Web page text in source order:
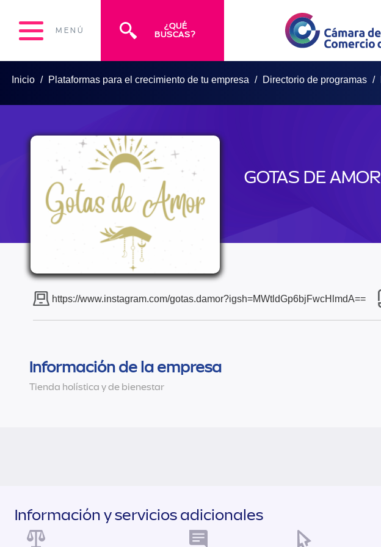
MENÚ
¿QUÉ
BUSCAS?
Inicio Plataformas para el crecimiento de tu empresa Directorio de programas
GOTAS DE AMOR
https://www.instagram.com/gotas.damor?igsh=MWtldGp6bjFwcHlmdA==
Información de la empresa
Tienda holística y de bienestar
Información y servicios adicionales